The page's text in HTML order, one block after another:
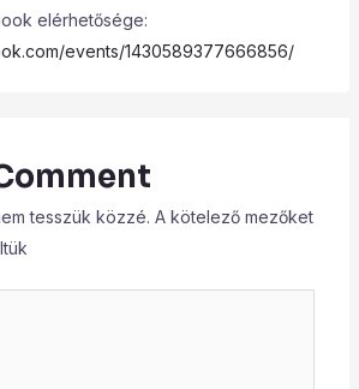
elérhetősége:
events/1430589377666856/
tesszük közzé. A kötelező mezőket